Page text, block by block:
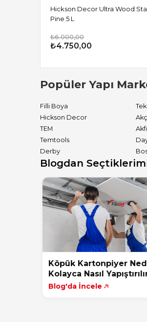
Hickson Decor Ultra Wood
Pine 5 L
₺6.000,00
₺4.750,00
Popüler Yapı
Filli Boya
Hickson Decor
TEM
Temtools
Derby
Blogdan
Köpük Kartonpiyer
Kolayca Nasıl
Blog'da İncele